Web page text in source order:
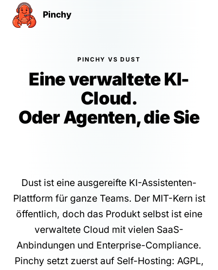
Pinchy
PINCHY VS DUST
Eine verwaltete KI-
Cloud.
Oder Agenten, die Sie
Dust ist eine ausgereifte KI-Assistenten-
Plattform für ganze Teams. Der MIT-Kern ist
öffentlich, doch das Produkt selbst ist eine
verwaltete Cloud mit vielen SaaS-
Anbindungen und Enterprise-Compliance.
Pinchy setzt zuerst auf Self-Hosting: AGPL,